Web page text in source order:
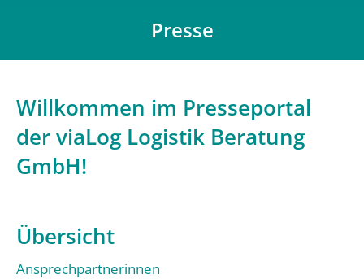
Presse
Willkommen im Presseportal
der viaLog Logistik Beratung
GmbH!
Übersicht
Ansprechpartnerinnen